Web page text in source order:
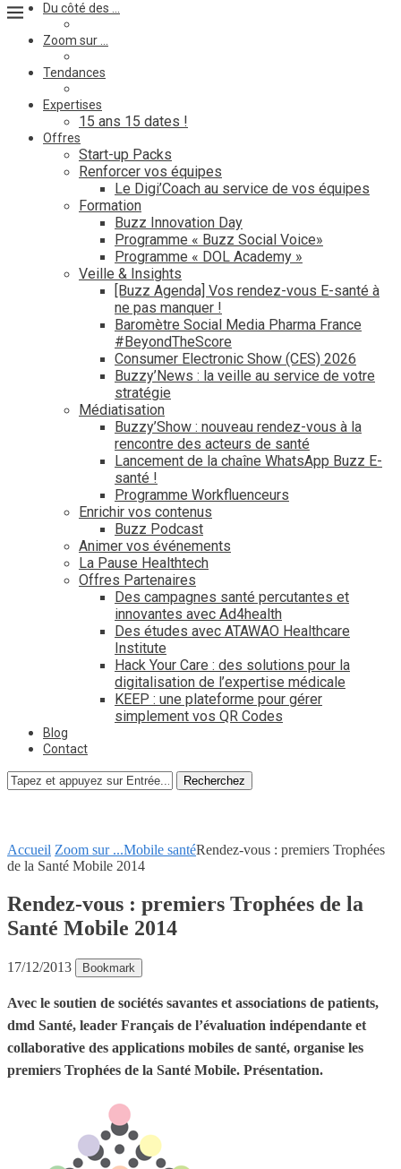
Du côté des …
Zoom sur …
Tendances
Expertises
15 ans 15 dates !
Offres
Start-up Packs
Renforcer vos équipes
Le Digi’Coach au service de vos équipes
Formation
Buzz Innovation Day
Programme « Buzz Social Voice»
Programme « DOL Academy »
Veille & Insights
[Buzz Agenda] Vos rendez-vous E-santé à
ne pas manquer !
Baromètre Social Media Pharma France
#BeyondTheScore
Consumer Electronic Show (CES) 2026
Buzzy’News : la veille au service de votre
stratégie
Médiatisation
Buzzy’Show : nouveau rendez-vous à la
rencontre des acteurs de santé
Lancement de la chaîne WhatsApp Buzz E-
santé !
Programme Workfluenceurs
Enrichir vos contenus
Buzz Podcast
Animer vos événements
La Pause Healthtech
Offres Partenaires
Des campagnes santé percutantes et
innovantes avec Ad4health
Des études avec ATAWAO Healthcare
Institute
Hack Your Care : des solutions pour la
digitalisation de l’expertise médicale
KEEP : une plateforme pour gérer
simplement vos QR Codes
Blog
Contact
Recherchez
Accueil Zoom sur ...Mobile santéRendez-vous : premiers Trophées
de la Santé Mobile 2014
Rendez-vous : premiers Trophées de la
Santé Mobile 2014
17/12/2013 Bookmark
Avec le soutien de sociétés savantes et associations de patients,
dmd Santé, leader Français de l’évaluation indépendante et
collaborative des applications mobiles de santé, organise les
premiers Trophées de la Santé Mobile. Présentation.